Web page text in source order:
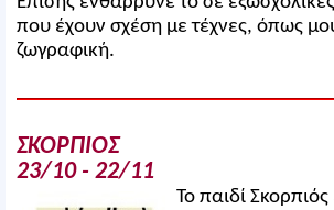
που έχουν σχέση με τέχνες, όπως
ζωγραφική.
ΣΚΟΡΠΙΟΣ
23/10 - 22/11
Το παιδί